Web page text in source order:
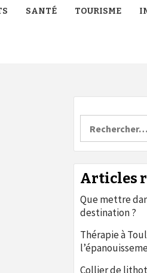
SANTÉ TOURISME
Articles
Que mettre
destination ?
Thérapie à
Collier de